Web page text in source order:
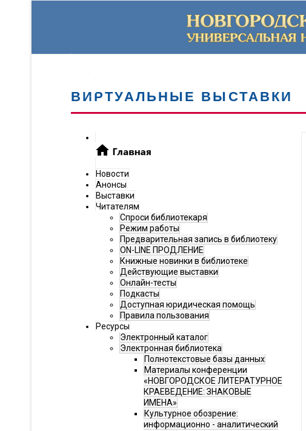
ВИРТУАЛЬНЫЕ ВЫСТАВКИ
Новости
Анонсы
Выставки
Читателям
Спроси библиотекаря
Режим работы
Предварительная запись в библиотеку
ON-LINE ПРОДЛЕНИЕ
Книжные новинки в библиотеке
Действующие выставки
Онлайн-тесты
Подкасты
Доступная юридическая помощь
Правила пользования
Ресурсы
Электронный каталог
Электронная библиотека
Полнотекстовые базы данных
Материалы конференции
«НОВГОРОДСКОЕ ЛИТЕРАТУРНОЕ
КРАЕВЕДЕНИЕ: ЗНАКОВЫЕ
ИМЕНА»
Культурное обозрение:
информационно - аналитический